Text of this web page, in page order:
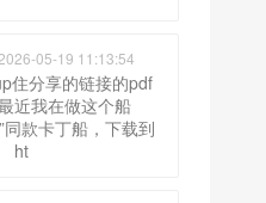
2026-05-19 11:13:54
住分享的链接的pdf
近我在做这个船
同款卡丁船，下载到
ht